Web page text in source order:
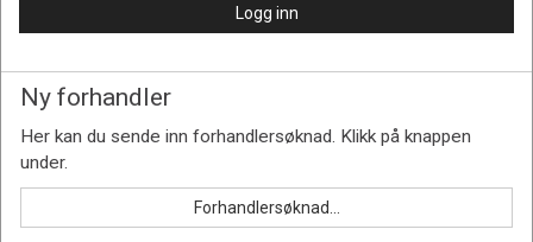
Logg inn
Ny forhandler